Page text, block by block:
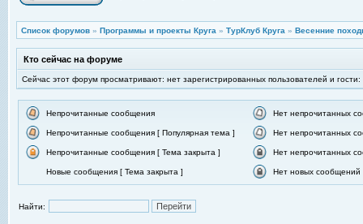
Список форумов » Программы и проекты Круга » ТурКлуб Круга » Весенние
Кто сейчас на форуме
Сейчас этот форум просматривают: нет зарегистрированных пользователей и гости:
Непрочитанные сообщения Нет непрочитанных
Непрочитанные сообщения [ Популярная тема ] Нет непрочитанных
Непрочитанные сообщения [ Тема закрыта ] Нет непрочитанных
Новые сообщения [ Тема закрыта ] Нет новых сообщений
Найти: